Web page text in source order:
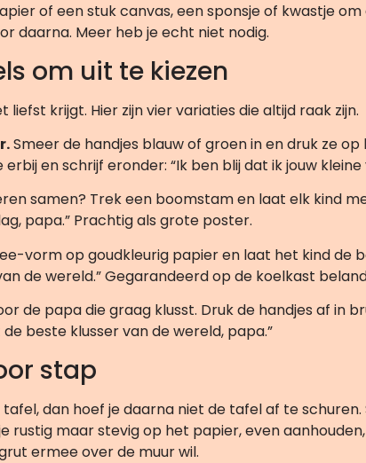
of een stuk canvas, een sponsje of kwastje
daarna. Meer heb je echt niet nodig.
om uit te kiezen
krijgt. Hier zijn vier variaties die altijd raak zijn.
Smeer de handjes blauw of groen in en druk ze
en schrijf eronder: “Ik ben blij dat ik jouw
samen? Trek een boomstam en laat elk kind
papa.” Prachtig als grote poster.
vorm op goudkleurig papier en laat het kind de
de wereld.” Gegarandeerd op de koelkast
de papa die graag klusst. Druk de handjes af in
beste klusser van de wereld, papa.”
stap
dan hoef je daarna niet de tafel af te
rustig maar stevig op het papier, even
ermee over de muur wil.